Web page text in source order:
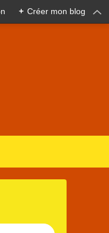
+ Créer mon blog